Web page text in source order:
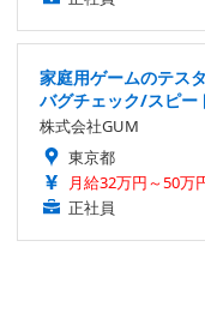
家庭用ゲームのテス
バグチェック/スピー
株式会社GUM
東京都
月給32万円～50万
正社員